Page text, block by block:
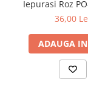
cu un detergent
Nu lasati
Nu lasati
Este usor de
Este
Iepurasi Roz
36,00
ADAUGA IN